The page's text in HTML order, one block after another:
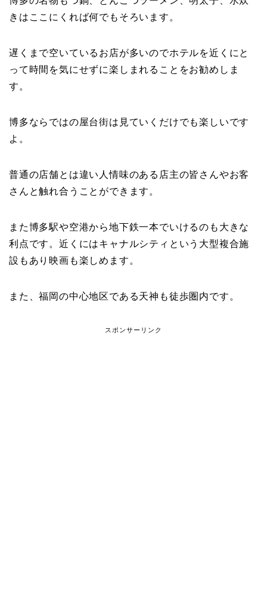
きはここにくれば何でもそろいます。
遅くまで空いているお店が多いのでホテルを近くにと
って時間を気にせずに楽しまれることをお勧めしま
す。
博多ならではの屋台街は見ていくだけでも楽しいです
よ。
普通の店舗とは違い人情味のある店主の皆さんやお客
さんと触れ合うことができます。
また博多駅や空港から地下鉄一本でいけるのも大きな
利点です。近くにはキャナルシティという大型複合施
設もあり映画も楽しめます。
また、福岡の中心地区である天神も徒歩圏内です。
スポンサーリンク